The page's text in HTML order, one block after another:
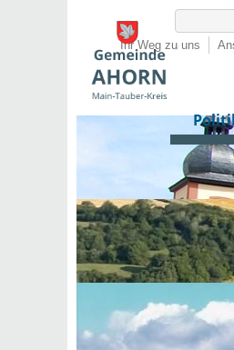
Ihr Weg zu uns
Startseite › Politik & Verwaltung›